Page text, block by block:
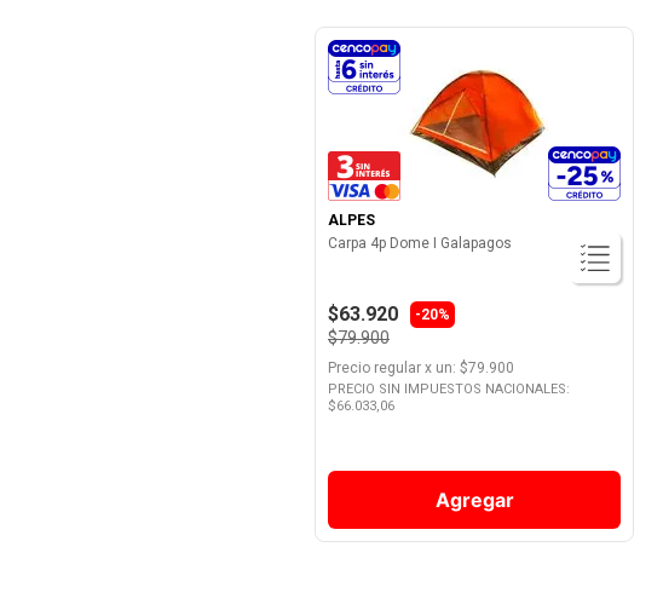
ALPES
Carpa 4p Dome I Galapagos
$63.920 -20%
$79.900
Precio regular x un: $79.900
PRECIO SIN IMPUESTOS NACIONALES:
$66.033,06
Agregar